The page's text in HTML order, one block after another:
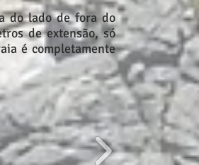
do lado de fora do
de extensão, só
é completamente